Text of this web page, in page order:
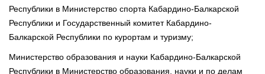
Республики в Министерство спорта Кабардино-Балкарской
Республики и Государственный комитет Кабардино-
Балкарской Республики по курортам и туризму;
Министерство образования и науки Кабардино-Балкарской
Республики в Министерство образования, науки и по делам